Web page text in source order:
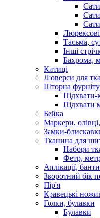
Люрексові
Тасьма,
Інші
Бахрома,
Китиці
Люверси для
Шторна
Підхвати-
Підхвати
Бейка
Маркери,
Замки-
Тканина для
Набори
Фетр,
Аплікації,
Зворотний бік
Пір'я
Кравецькі
Голки, булавки
Булавки